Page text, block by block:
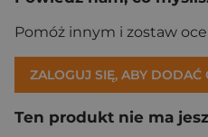
Pomóż innym i zostaw
ZALOGUJ SIĘ, ABY DODAĆ
Ten produkt nie ma